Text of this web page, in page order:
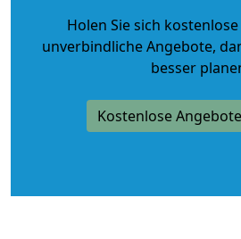
Holen Sie sich
unverbindliche Angebote,
besser
Kostenlose